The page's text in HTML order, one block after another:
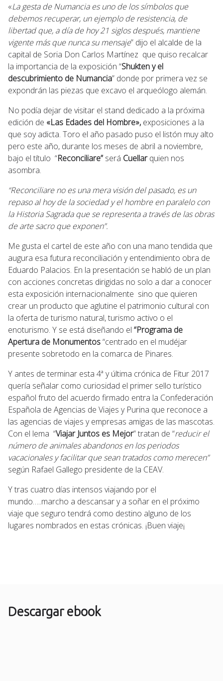
«La gesta de Numancia es uno de los símbolos que
debemos recuperar, un ejemplo de resistencia, de
libertad que, a día de hoy 21 siglos después, mantiene
vigente más que nunca su mensaje” dijo el alcalde de la
capital de Soria Don Carlos Martínez que quiso recalcar
la importancia de la exposición “Shukten y el
descubrimiento de Numancia” donde por primera vez se
expondrán las piezas que excavo el arqueólogo alemán.
No podía dejar de visitar el stand dedicado a la próxima
edición de «Las Edades del Hombre», exposiciones a la
que soy adicta. Toro el año pasado puso el listón muy alto
pero este año, durante los meses de abril a noviembre,
bajo el título “Reconciliare” será Cuellarquien nos
asombra.
“Reconciliare no es una mera visión del pasado, es un
repaso al hoy de la sociedad y el hombre en paralelo con
la Historia Sagrada que se representa a través de las obras
de arte sacro que exponen”.
Me gusta el cartel de este año con una mano tendida que
augura esa futura reconciliación y entendimiento obra de
Eduardo Palacios. En la presentación se habló de un plan
con acciones concretas dirigidas no solo a dar a conocer
esta exposición internacionalmente sino que quieren
crear un producto que aglutine el patrimonio cultural con
la oferta de turismo natural, turismo activo o el
enoturismo. Y se está diseñando el “Programa de
Apertura de Monumentos“centrado en el mudéjar
presente sobretodo en la comarca de Pinares.
Y antes de terminar esta 4ª y última crónica de Fitur 2017
quería señalar como curiosidad el primer sello turístico
español fruto del acuerdo firmado entra la Confederación
Española de Agencias de Viajes y Purina que reconoce a
las agencias de viajes y empresas amigas de las mascotas.
Con el lema “Viajar Juntos es Mejor” tratan de “reducir el
número de animales abandonos en los periodos
vacacionales y facilitar que sean tratados como merecen”
según Rafael Gallego presidente de la CEAV.
Y tras cuatro días intensos viajando por el
mundo…..marcho a descansar y a soñar en el próximo
viaje que seguro tendrá como destino alguno de los
lugares nombrados en estas crónicas. ¡Buen viaje¡
Descargar ebook